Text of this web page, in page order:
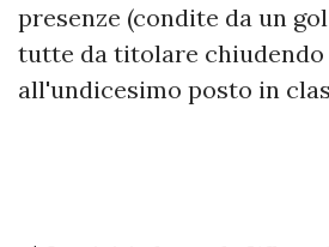
presenze (condite da un
tutte da titolare chiudendo
all'undicesimo posto in